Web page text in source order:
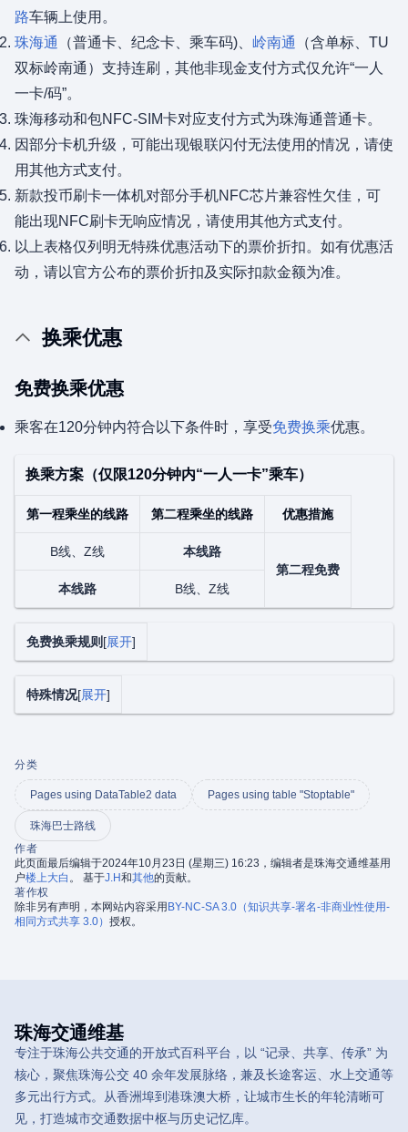
路车辆上使用。
珠海通
（普通卡、纪念卡、乘车码)、 岭南通
（含单标、TU
双标岭南通）支持连刷，其他非现金支付方式仅允许“一人
一卡/码”。
珠海移动和包NFC-SIM卡对应支付方式为珠海通普通卡。
因部分卡机升级，可能出现银联闪付无法使用的情况，请使
用其他方式支付。
新款投币刷卡一体机对部分手机NFC芯片兼容性欠佳，可
能出现NFC刷卡无响应情况，请使用其他方式支付。
以上表格仅列明无特殊优惠活动下的票价折扣。如有优惠活
动，请以官方公布的票价折扣及实际扣款金额为准。
换乘优惠
免费换乘优惠
乘客在120分钟内符合以下条件时，享受免费换乘优惠。
换乘方案（仅限120分钟内“一人一卡”乘车）
第一程乘坐的线路 第二程乘坐的线路 优惠措施
B线、Z线
本线路
第二程免费
本线路
B线、Z线
展开
免费换乘规则
展开
特殊情况
分类
Pages using DataTable2 data Pages using table "Stoptable"
珠海巴士路线
作者
此页面最后编辑于2024年10月23日 (星期三) 16:23，编辑者是珠海交通维基用
户楼上大白 。 基于J.H和其他的贡献。
著作权
除非另有声明，本网站内容采用BY-NC-SA 3.0（知识共享-署名-非商业性使用-
相同方式共享 3.0） 授权。
珠海交通维基
专注于珠海公共交通的开放式百科平台，以 “记录、共享、传承” 为
核心，聚焦珠海公交 40 余年发展脉络，兼及长途客运、水上交通等
多元出行方式。从香洲埠到港珠澳大桥，让城市生长的年轮清晰可
见，打造城市交通数据中枢与历史记忆库。